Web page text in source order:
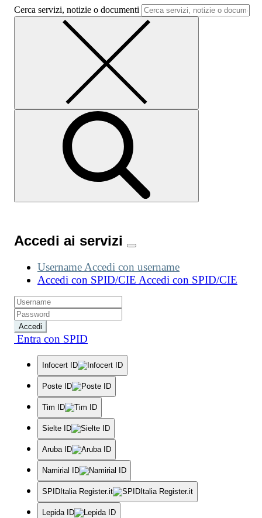
Cerca servizi, notizie o documenti
Accedi ai servizi
Username Accedi con username
Accedi con SPID/CIE Accedi con SPID/CIE
Accedi
Entra con SPID
Infocert ID
Poste ID
Tim ID
Sielte ID
Aruba ID
Namirial ID
SPIDItalia Register.it
Lepida ID